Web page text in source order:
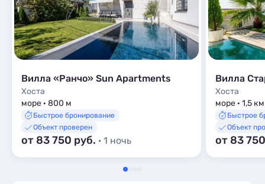
Вилла «Ранчо» Sun Apartments
Хоста
море · 800 м
Быстрое бронирование
Объект проверен
от 83 750 руб. · 1 ночь
Вилла
Хоста
море · 1,5 км
Быстрое
Объект
от 83